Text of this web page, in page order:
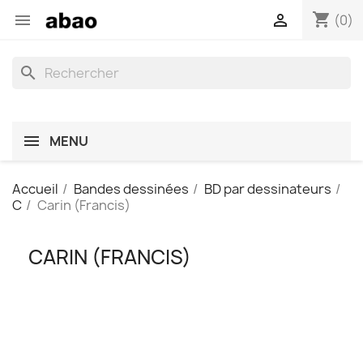
 shopping_cart (0)

search
MENU
Accueil Bandes dessinées
BD par dessinateurs
C
Carin (Francis)
CARIN (FRANCIS)